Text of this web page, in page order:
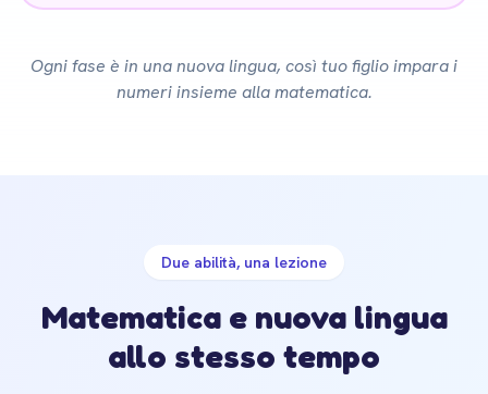
Ogni fase è in una nuova lingua, così tuo figlio impara i
numeri insieme alla matematica.
Due abilità, una lezione
Matematica e nuova lingua
allo stesso tempo